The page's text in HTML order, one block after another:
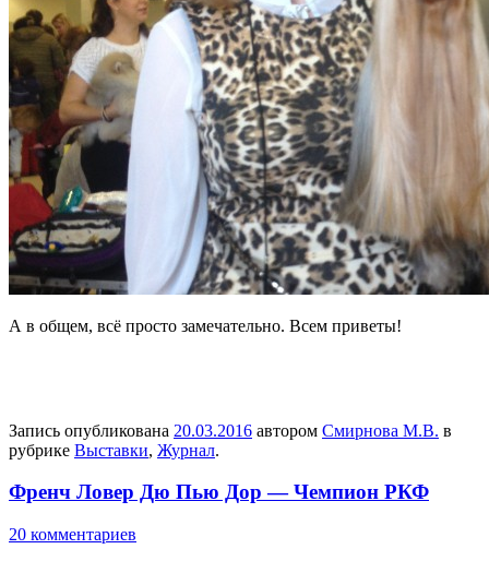
А в общем, всё просто замечательно. Всем приветы!
Запись опубликована 20.03.2016 автором Смирнова М.В. в
рубрике Выставки, Журнал.
Френч Ловер Дю Пью Дор — Чемпион РКФ
20 комментариев